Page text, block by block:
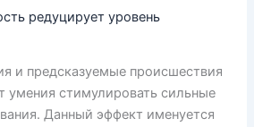
редуцирует уровень
и предсказуемые происшествия
умения стимулировать сильные
Данный эффект именуется